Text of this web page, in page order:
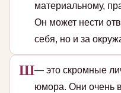
материальному,
Он может нести
себя, но и за
Ш— это скромные
юмора. Они очень